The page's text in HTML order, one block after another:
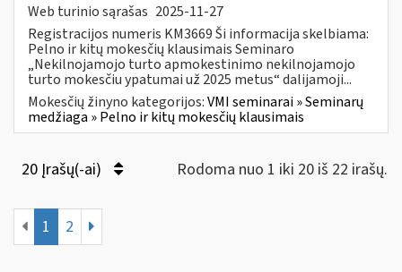
Web turinio sąrašas 2025-11-27
Registracijos numeris KM3669 Ši informacija skelbiama:
Pelno ir kitų mokesčių klausimais Seminaro
„Nekilnojamojo turto apmokestinimo nekilnojamojo
turto mokesčiu ypatumai už 2025 metus“ dalijamoji...
Mokesčių žinyno kategorijos:VMI seminarai » Seminarų
medžiaga » Pelno ir kitų mokesčių klausimais
20 Įrašų(-ai) Rodoma nuo 1 iki 20 iš 22 irašų.
1 2